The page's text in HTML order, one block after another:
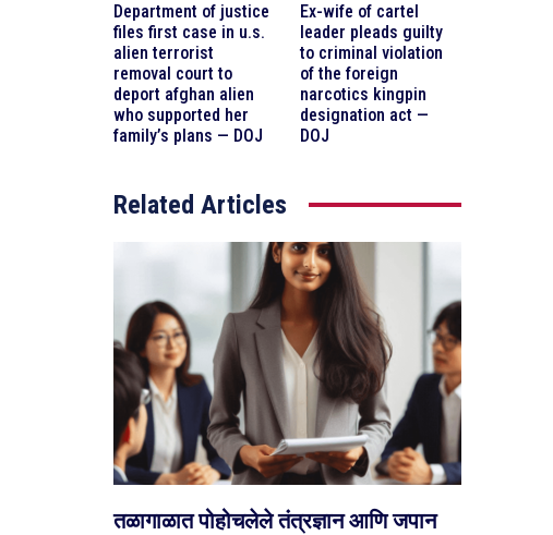
Department of justice
files first case in u.s.
alien terrorist
removal court to
deport afghan alien
who supported her
family’s plans — DOJ
Ex-wife of cartel
leader pleads guilty
to criminal violation
of the foreign
narcotics kingpin
designation act —
DOJ
Related Articles
तळागाळात पोहोचलेले तंत्रज्ञान आणि जपान